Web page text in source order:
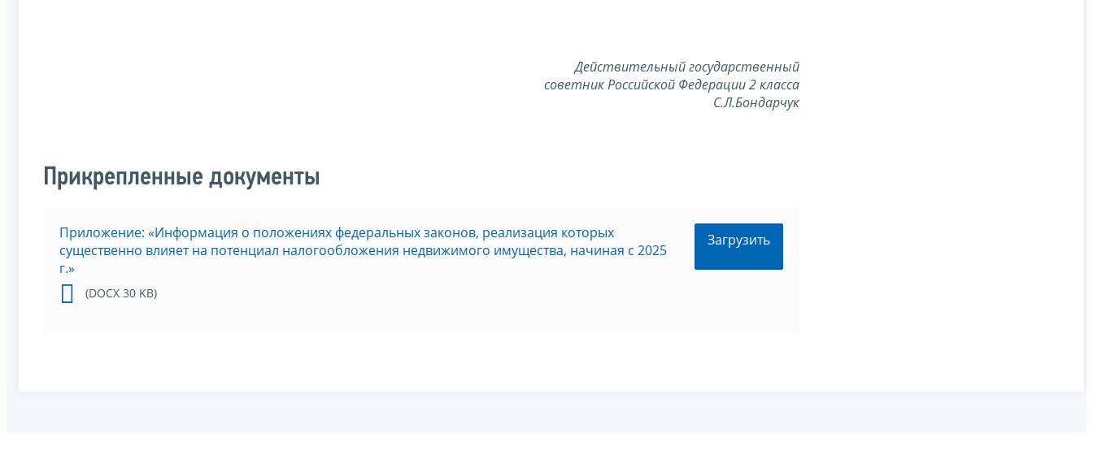
Действительный государственный
советник Российской Федерации 2 класса
С.Л.Бондарчук
Прикрепленные документы
Приложение: «Информация о положениях федеральных законов, реализация которых
существенно влияет на потенциал налогообложения недвижимого имущества, начиная с 2025
г.»
(DOCX 30 KB)
Загрузить